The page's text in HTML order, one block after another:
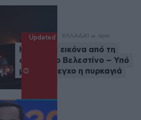
Updated ΕΛΛΑΔΑ 1 ω. πριν
Καλύτερη εικόνα από τη
φωτιά στο Βελεστίνο – Υπό
μερικό έλεγχο η πυρκαγιά